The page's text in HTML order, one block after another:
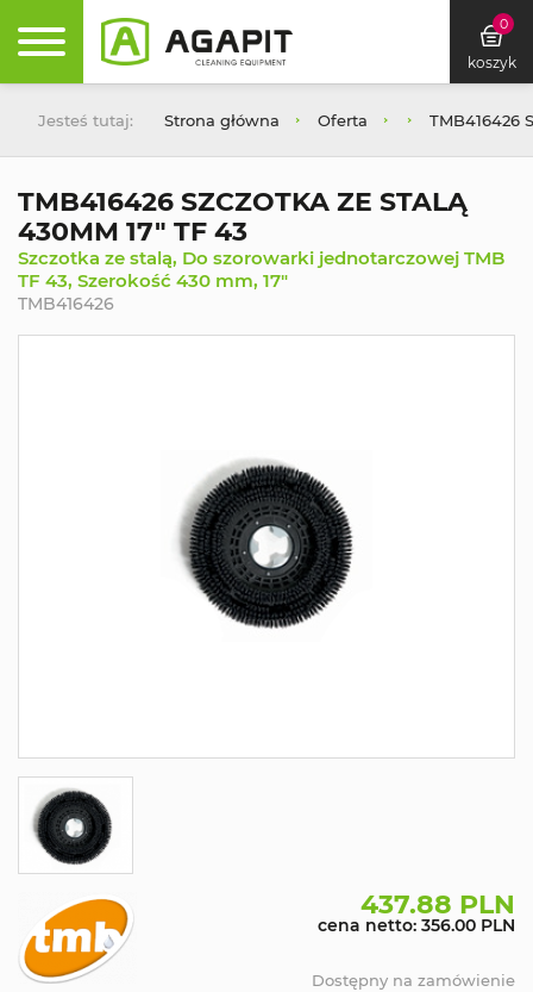
0
koszyk
Jesteś tutaj: Strona główna Oferta TMB416426
TMB416426 SZCZOTKA ZE STALĄ
430MM 17" TF 43
Szczotka ze stalą, Do szorowarki jednotarczowej TMB
TF 43, Szerokość 430 mm, 17"
TMB416426
437.88 PLN
cena netto: 356.00 PLN
Dostępny na zamówienie